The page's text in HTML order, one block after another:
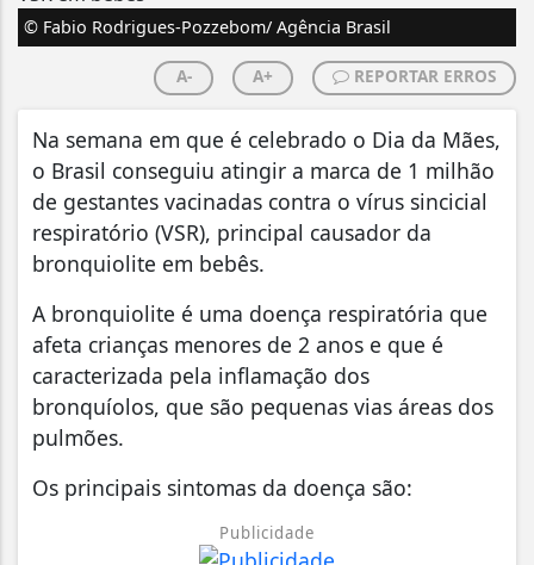
© Fabio Rodrigues-Pozzebom/ Agência Brasil
A- A+ REPORTAR ERROS
Na semana em que é celebrado o Dia da Mães,
o Brasil conseguiu atingir a marca de 1 milhão
de gestantes vacinadas contra o vírus sincicial
respiratório (VSR), principal causador da
bronquiolite em bebês.
A bronquiolite é uma doença respiratória que
afeta crianças menores de 2 anos e que é
caracterizada pela inflamação dos
bronquíolos, que são pequenas vias áreas dos
pulmões.
Os principais sintomas da doença são:
Publicidade